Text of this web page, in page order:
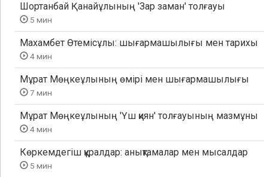
Шортанбай Қанайұлының 'Зар заман' толғауы
5 мин
Махамбет Өтемісұлы: шығармашылығы мен тарихы
4 мин
Мұрат Мөңкеұлының өмірі мен шығармашылығы
7 мин
Мұрат Мөңкеұлының 'Үш қиян' толғауының мазмұны
4 мин
Көркемдегіш құралдар: анықтамалар мен мысалдар
5 мин